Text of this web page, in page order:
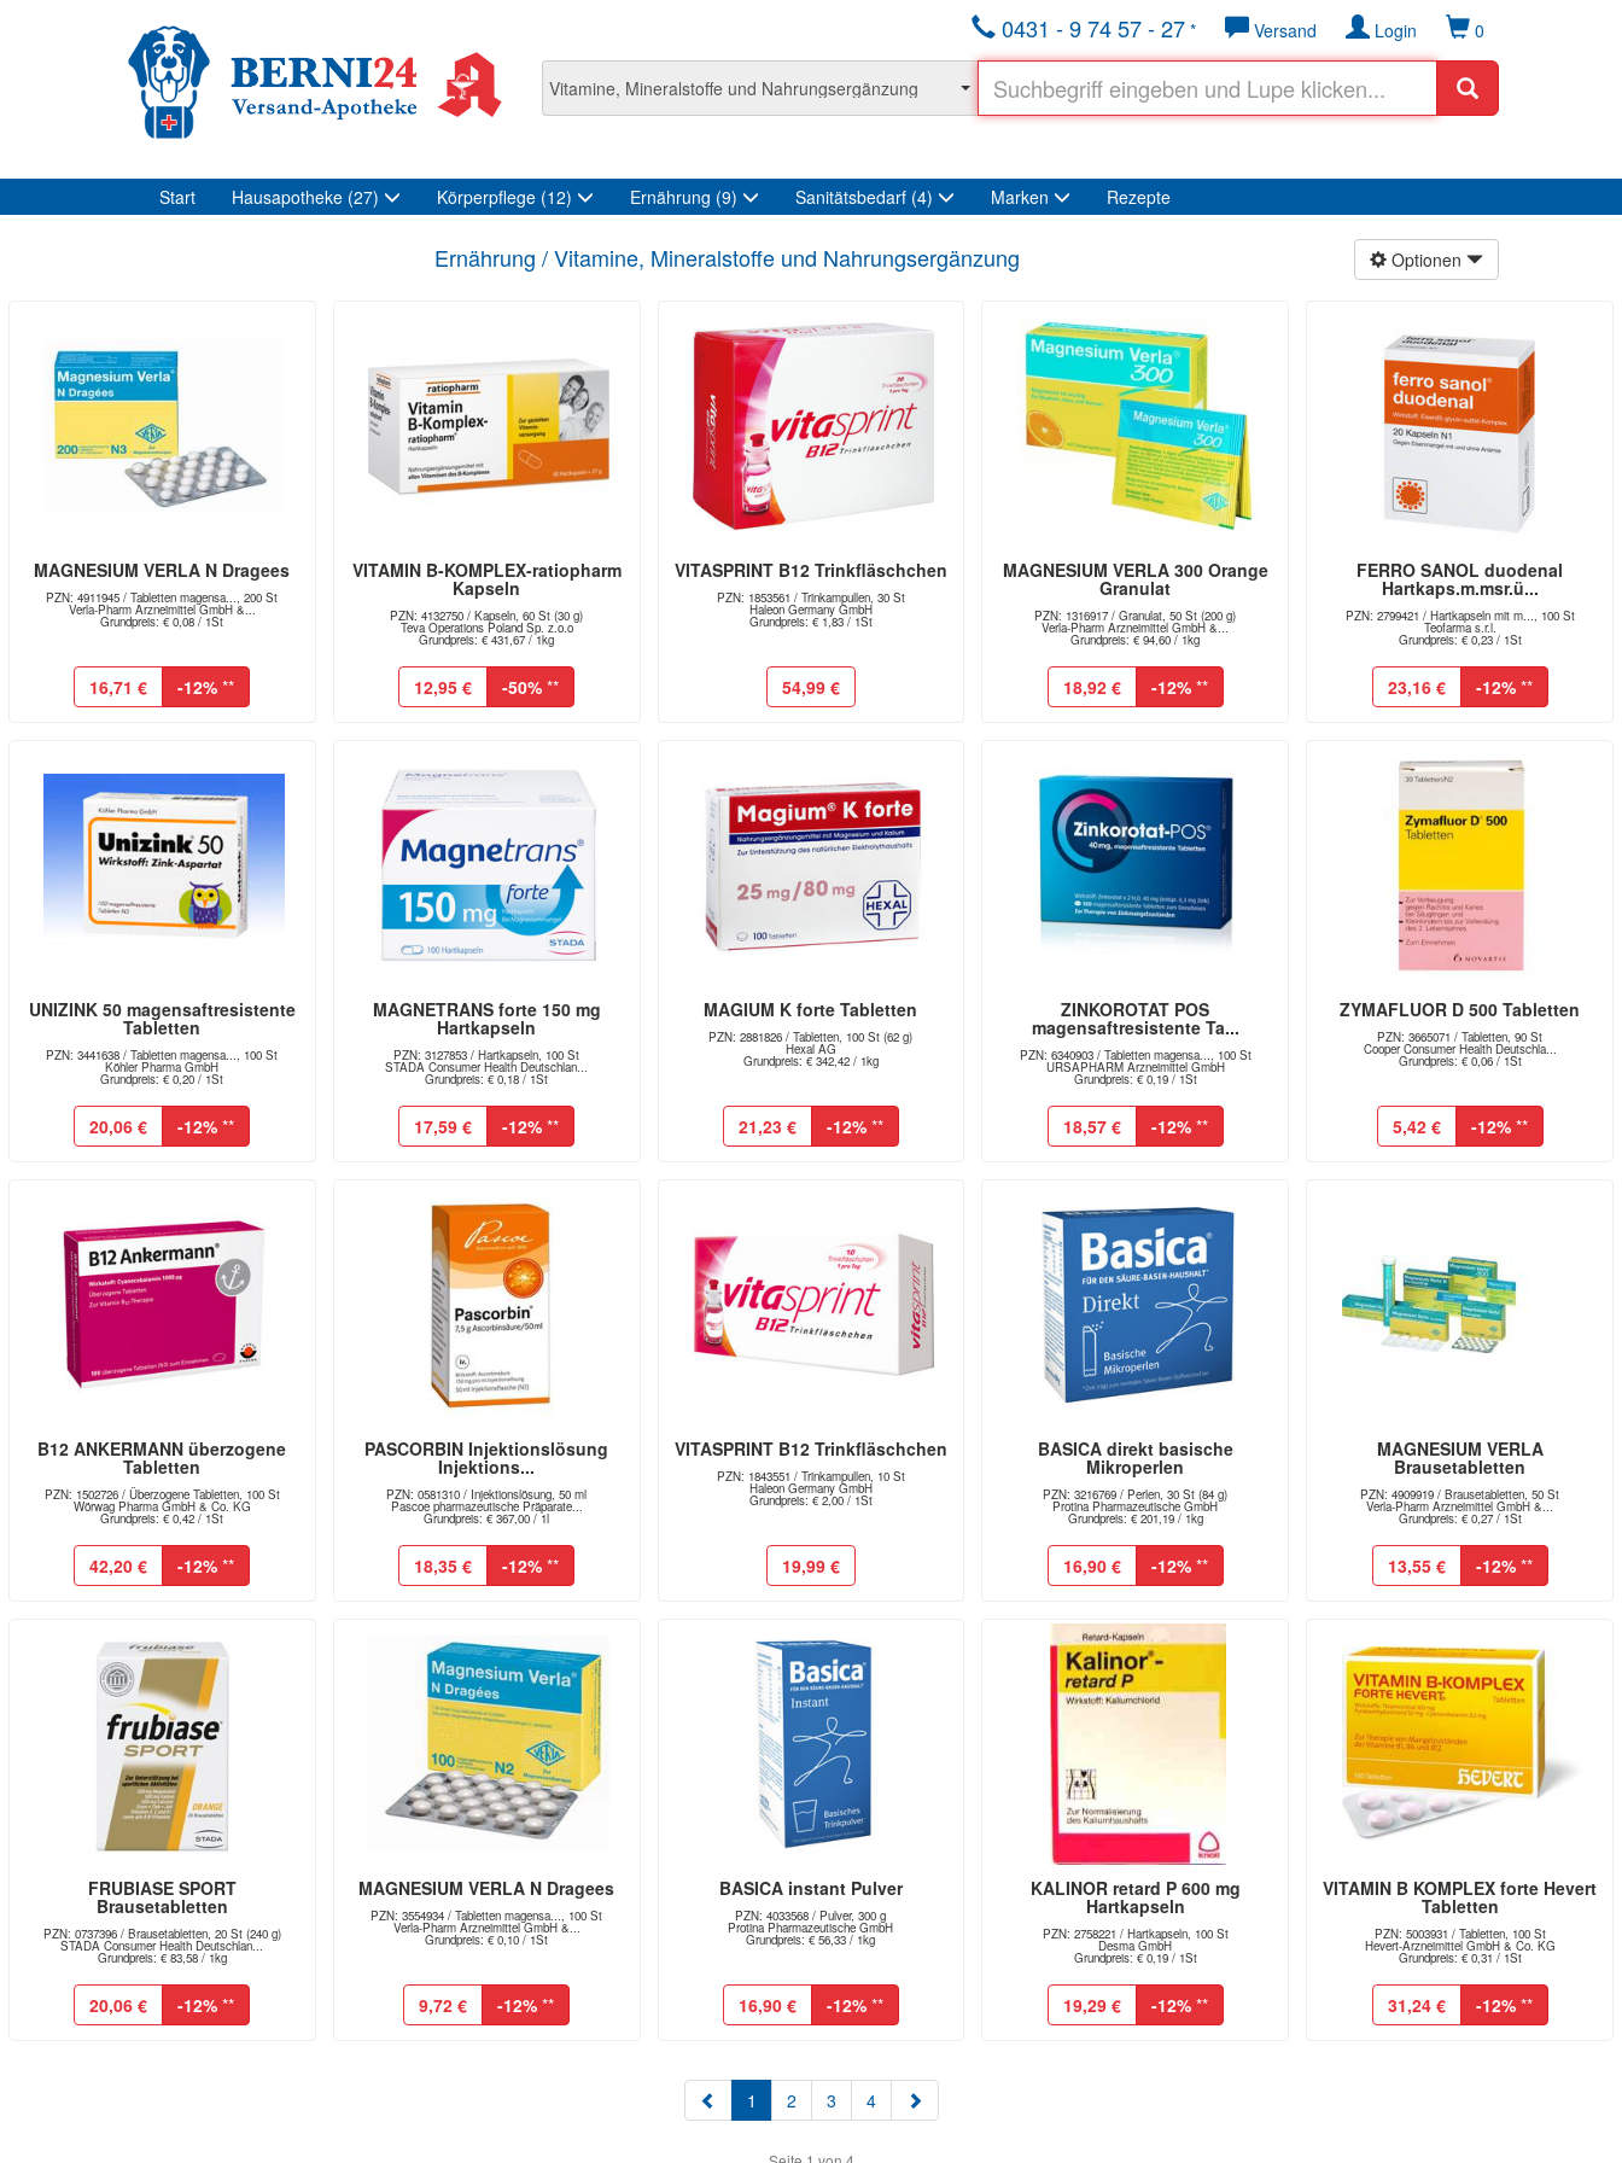
0
Login
Versand
0431 - 9 74 57 - 27 *
Start Hausapotheke (27) Körperpflege (12) Ernährung (9) Sanitätsbedarf (4) Marken Rezepte
Optionen
Ernährung / Vitamine, Mineralstoffe und Nahrungsergänzung
MAGNESIUM VERLA N Dragees
PZN: 4911945 / Tabletten magensa..., 200 St
Verla-Pharm Arzneimittel GmbH &...
Grundpreis: € 0,08 / 1St
16,71 € -12% **
VITAMIN B-KOMPLEX-ratiopharm
Kapseln
PZN: 4132750 / Kapseln, 60 St (30 g)
Teva Operations Poland Sp. z.o.o
Grundpreis: € 431,67 / 1kg
12,95 € -50% **
VITASPRINT B12 Trinkfläschchen
PZN: 1853561 / Trinkampullen, 30 St
Haleon Germany GmbH
Grundpreis: € 1,83 / 1St
54,99 €
MAGNESIUM VERLA 300 Orange
Granulat
PZN: 1316917 / Granulat, 50 St (200 g)
Verla-Pharm Arzneimittel GmbH &...
Grundpreis: € 94,60 / 1kg
18,92 € -12%**
FERRO SANOL duodenal
Hartkaps.m.msr.ü...
PZN: 2799421 / Hartkapseln mit m..., 100 St
Teofarma s.r.l.
Grundpreis: € 0,23 / 1St
23,16 € -12%**
UNIZINK 50 magensaftresistente
Tabletten
PZN: 3441638 / Tabletten magensa..., 100 St
Köhler Pharma GmbH
Grundpreis: € 0,20 / 1St
20,06 € -12% **
MAGNETRANS forte 150 mg
Hartkapseln
PZN: 3127853 / Hartkapseln, 100 St
STADA Consumer Health Deutschlan...
Grundpreis: € 0,18 / 1St
17,59 € -12% **
MAGIUM K forte Tabletten
PZN: 2881826 / Tabletten, 100 St (62 g)
Hexal AG
Grundpreis: € 342,42 / 1kg
21,23 € -12%**
ZINKOROTAT POS
magensaftresistente Ta...
PZN: 6340903 / Tabletten magensa..., 100 St
URSAPHARM Arzneimittel GmbH
Grundpreis: € 0,19 / 1St
18,57 € -12%**
ZYMAFLUOR D 500 Tabletten
PZN: 3665071 / Tabletten, 90 St
Cooper Consumer Health Deutschla...
Grundpreis: € 0,06 / 1St
5,42 € -12%**
B12 ANKERMANN überzogene
Tabletten
PZN: 1502726 / Überzogene Tabletten, 100 St
Wörwag Pharma GmbH & Co. KG
Grundpreis: € 0,42 / 1St
42,20 € -12% **
PASCORBIN Injektionslösung
Injektions...
PZN: 0581310 / Injektionslösung, 50 ml
Pascoe pharmazeutische Präparate...
Grundpreis: € 367,00 / 1l
18,35 € -12% **
VITASPRINT B12 Trinkfläschchen
PZN: 1843551 / Trinkampullen, 10 St
Haleon Germany GmbH
Grundpreis: € 2,00 / 1St
19,99 €
BASICA direkt basische
Mikroperlen
PZN: 3216769 / Perlen, 30 St (84 g)
Protina Pharmazeutische GmbH
Grundpreis: € 201,19 / 1kg
16,90 € -12%**
MAGNESIUM VERLA
Brausetabletten
PZN: 4909919 / Brausetabletten, 50 St
Verla-Pharm Arzneimittel GmbH &...
Grundpreis: € 0,27 / 1St
13,55 € -12%**
FRUBIASE SPORT
Brausetabletten
PZN: 0737396 / Brausetabletten, 20 St (240 g)
STADA Consumer Health Deutschlan...
Grundpreis: € 83,58 / 1kg
20,06 € -12% **
MAGNESIUM VERLA N Dragees
PZN: 3554934 / Tabletten magensa..., 100 St
Verla-Pharm Arzneimittel GmbH &...
Grundpreis: € 0,10 / 1St
9,72 € -12% **
BASICA instant Pulver
PZN: 4033568 / Pulver, 300 g
Protina Pharmazeutische GmbH
Grundpreis: € 56,33 / 1kg
16,90 € -12%**
KALINOR retard P 600 mg
Hartkapseln
PZN: 2758221 / Hartkapseln, 100 St
Desma GmbH
Grundpreis: € 0,19 / 1St
19,29 € -12%**
VITAMIN B KOMPLEX forte Hevert
Tabletten
PZN: 5003931 / Tabletten, 100 St
Hevert-Arzneimittel GmbH & Co. KG
Grundpreis: € 0,31 / 1St
31,24 € -12%**
1 (aktuell)
2 3 4